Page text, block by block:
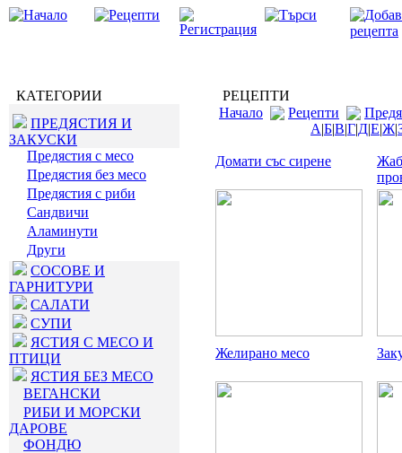
КАТЕГОРИИ
ПРЕДЯСТИЯ И
ЗАКУСКИ
Предястия с месо
Предястия без месо
Предястия с риби
Сандвичи
Аламинути
Други
СОСОВЕ И
ГАРНИТУРИ
САЛАТИ
СУПИ
ЯСТИЯ С МЕСО И
ПТИЦИ
ЯСТИЯ БЕЗ МЕСО
ВЕГАНСКИ
РИБИ И МОРСКИ
ДАРОВЕ
ФОНДЮ
РЕЦЕПТИ
Начало
Рецепти
А|Б|В|Г|Д|Е|Ж|
Домати със сирене
Желирано месо